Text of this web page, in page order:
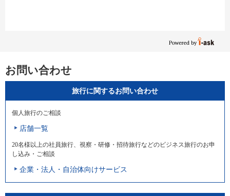
お問い合わせ
旅行に関するお問い合わせ
個人旅行のご相談
店舗一覧
20名様以上の社員旅行、視察・研修・招待旅行などのビジネス旅行のお申
し込み・ご相談
企業・法人・自治体向けサービス